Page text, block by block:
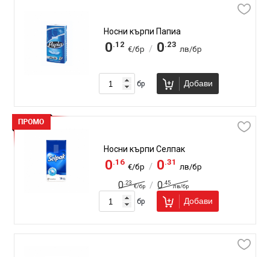
Носни кърпи Папиа
0.12
€/бр / 0.23
лв/бр
бр Добави
Носни кърпи Селпак
0.16
€/бр / 0.31
лв/бр
0 .23
€/бр / 0 .45
лв/бр
бр Добави